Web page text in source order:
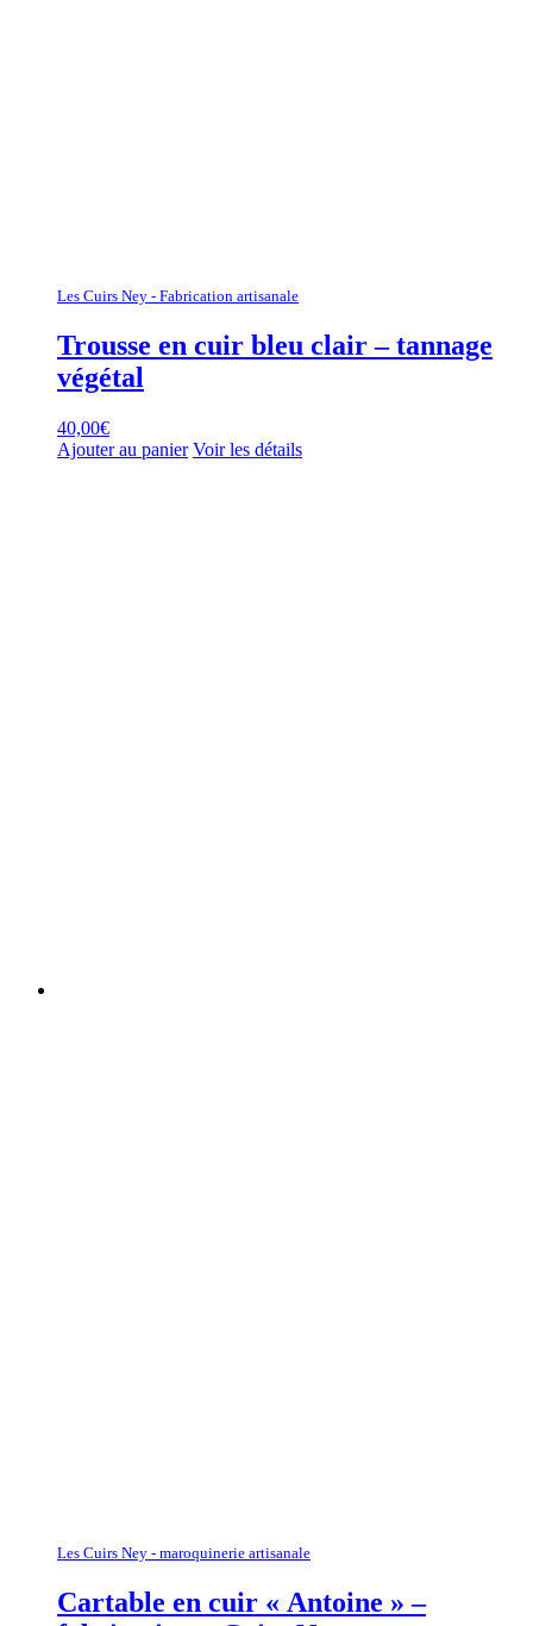
Les Cuirs Ney - Fabrication artisanale
Trousse en cuir bleu clair – tannage
végétal
40,00€
Ajouter au panier Voir les détails
Les Cuirs Ney - maroquinerie artisanale
Cartable en cuir « Antoine » –